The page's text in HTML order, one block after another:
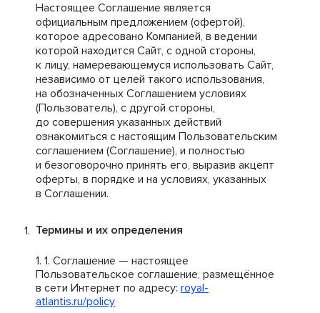
Настоящее Соглашение является
официальным предложением (офертой),
которое адресовано Компанией, в ведении
которой находится Сайт, с одной стороны,
к лицу, намеревающемуся использовать Сайт,
независимо от целей такого использования,
на обозначенных Соглашением условиях
(Пользователь), с другой стороны,
до совершения указанных действий
ознакомиться с настоящим Пользовательским
соглашением (Соглашение), и полностью
и безоговорочно принять его, выразив акцепт
оферты, в порядке и на условиях, указанных
в Соглашении.
Термины и их определения
Соглашение — настоящее
Пользовательское соглашение, размещённое
в сети Интернет по адресу: royal-
atlantis.ru/policy